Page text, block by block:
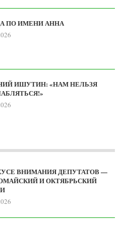
ПО ИМЕНИ АННА
ИШУТИН: «НАМ НЕЛЬЗЯ
ВНИМАНИЯ ДЕПУТАТОВ —
И ОКТЯБРЬСКИЙ